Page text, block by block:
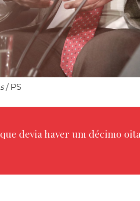
/ PS
devia haver um décimo